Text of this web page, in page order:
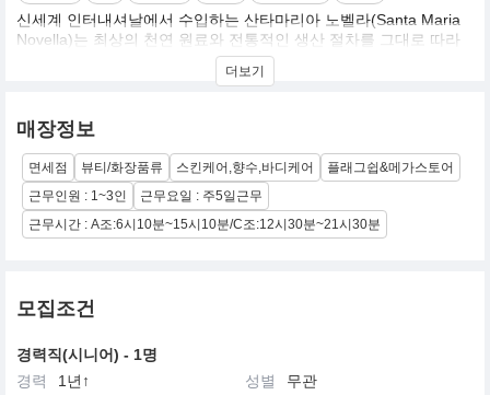
신세계 인터내셔날에서 수입하는 산타마리아 노벨라(Santa Maria
Novella)는 최상의 천연 원료와 전통적인 생산 절차를 그대로 따라
향수, 에센스, 기초 Face/Body/Hair 용품, 비누, 방향제 등의 코스메
틱과 꿀, 티, 허브, 시럽, 쵸콜렛, 오일, 향료 등을 수공으로 생산하는
의 숙성시간을 보낸 비누 원료를 19세기 기계방식 그대로 만들어 후
포장까지 하나하나 수작업을 거쳐 완성시키며 까다롭고 번거로운
Santa Maria Novella의 제조법은 400여 년이란 시간 동안 최상의 제
품 퀄리티를 유지할 수 있는 비법이기도 합니다. 현재 전국 10개 매
장을 전개하고 있으며, 최고의 품질로 국내에서도 사랑받는 브랜드
입니다.
더보기
매장정보
면세점 뷰티/화장품류 스킨케어,향수,바디케어
플래그쉽&메가스토어
근무인원 : 1~3인
근무요일 : 주5일근무
근무시간 : A조:6시10분~15시10분/C조:12시30분~21시30분
모집조건
경력직(시니어) - 1명
경력
1년↑ 성별
무관